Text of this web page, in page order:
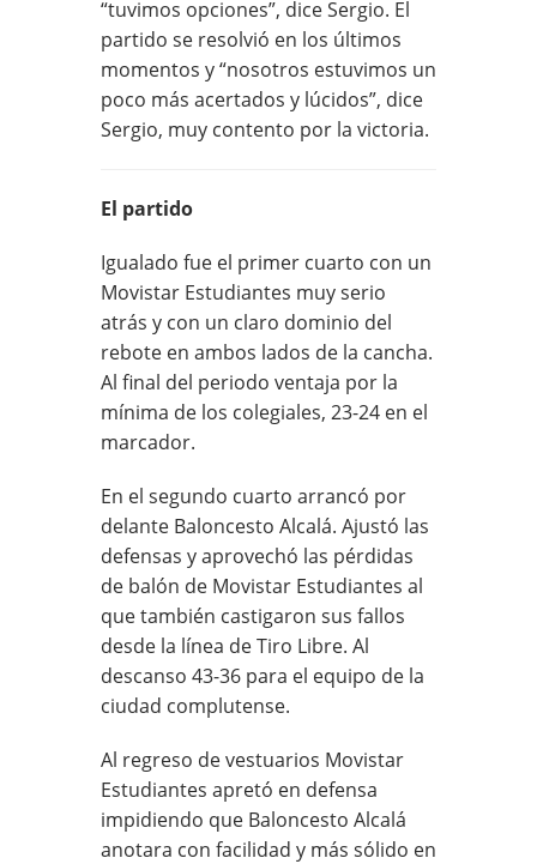
“tuvimos opciones”, dice Sergio. El
partido se resolvió en los últimos
momentos y “nosotros estuvimos un
poco más acertados y lúcidos”, dice
Sergio, muy contento por la victoria.
El partido
Igualado fue el primer cuarto con un
Movistar Estudiantes muy serio
atrás y con un claro dominio del
rebote en ambos lados de la cancha.
Al final del periodo ventaja por la
mínima de los colegiales, 23-24 en el
marcador.
En el segundo cuarto arrancó por
delante Baloncesto Alcalá. Ajustó las
defensas y aprovechó las pérdidas
de balón de Movistar Estudiantes al
que también castigaron sus fallos
desde la línea de Tiro Libre. Al
descanso 43-36 para el equipo de la
ciudad complutense.
Al regreso de vestuarios Movistar
Estudiantes apretó en defensa
impidiendo que Baloncesto Alcalá
anotara con facilidad y más sólido en